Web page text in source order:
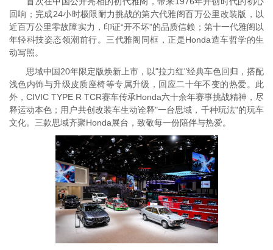
回响；完成24小时极限耐力挑战的第六代雅阁百万公里改装版，以
近百万公里零故障实力，印证“开不坏”的品质信赖；第十一代雅阁以
年轻科技姿态领潮前行。三代雅阁同框，正是Honda造车哲学的生
动写照。
思域中国20年限定版焕新上市，以"拉力红"经典车色回归，搭配
浅色内饰与升级皮质座椅等专属升级，回应二十年不变的热爱。此
外，CIVIC TYPE R TCR赛车传承Honda六十余年赛事挑战精神，尽
释运动本色；用户共创改装车生动诠释"一台思域，千种玩法"的玩车
文化。三款思域齐聚Honda展台，致敬每一份陪伴与热爱。